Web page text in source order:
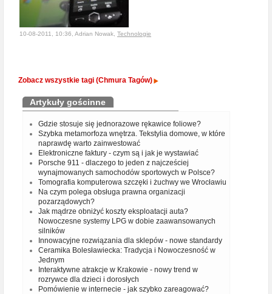
10-08-2011, 10:36, Adrian Nowak, Technologie
Zobacz wszystkie tagi (Chmura Tagów)
Artykuły gościnne
Gdzie stosuje się jednorazowe rękawice foliowe?
Szybka metamorfoza wnętrza. Tekstylia domowe, w które
naprawdę warto zainwestować
Elektroniczne faktury - czym są i jak je wystawiać
Porsche 911 - dlaczego to jeden z najcześciej
wynajmowanych samochodów sportowych w Polsce?
Tomografia komputerowa szczęki i żuchwy we Wrocławiu
Na czym polega obsługa prawna organizacji
pozarządowych?
Jak mądrze obniżyć koszty eksploatacji auta?
Nowoczesne systemy LPG w dobie zaawansowanych
silników
Innowacyjne rozwiązania dla sklepów - nowe standardy
Ceramika Bolesławiecka: Tradycja i Nowoczesność w
Jednym
Interaktywne atrakcje w Krakowie - nowy trend w
rozrywce dla dzieci i dorosłych
Pomówienie w internecie - jak szybko zareagować?